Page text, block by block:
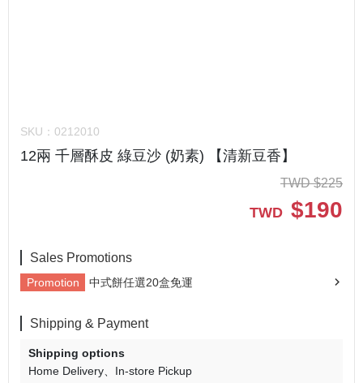
SKU： 0212010
12兩 千層酥皮 綠豆沙 (奶素) 【清新豆香】
TWD $225
TWD $190
Sales Promotions
Promotion 中式餅任選20盒免運
Shipping & Payment
Shipping options
Home Delivery
In-store Pickup